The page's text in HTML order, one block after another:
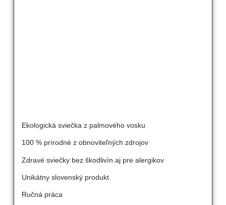
Ekologická sviečka z palmového vosku
100 % prírodné z obnoviteľných zdrojov
Zdravé sviečky bez škodlivín aj pre alergikov
Unikátny slovenský produkt
Ručná práca